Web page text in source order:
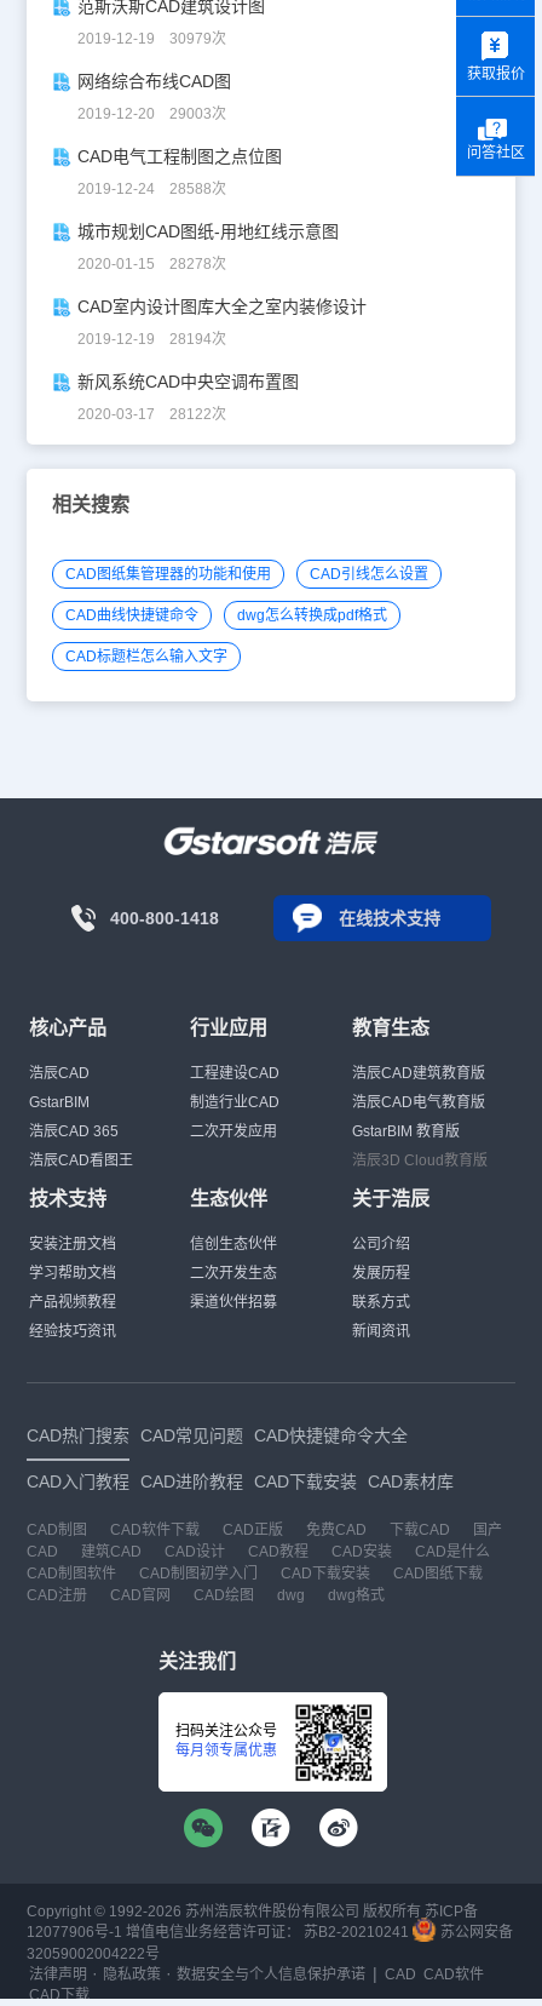
范斯沃斯CAD建筑设计图
2019-12-19 30979次
网络综合布线CAD图
2019-12-20 29003次
CAD电气工程制图之点位图
2019-12-24 28588次
城市规划CAD图纸-用地红线示意图
2020-01-15 28278次
CAD室内设计图库大全之室内装修设计
2019-12-19 28194次
新风系统CAD中央空调布置图
2020-03-17 28122次
相关搜索
CAD图纸集管理器的功能和使用 CAD引线怎么设置
CAD曲线快捷键命令 dwg怎么转换成pdf格式
CAD标题栏怎么输入文字
400-800-1418 在线技术支持
核心产品
浩辰CAD
GstarBIM
浩辰CAD 365
浩辰CAD看图王
行业应用
工程建设CAD
制造行业CAD
二次开发应用
教育生态
浩辰CAD建筑教育版
浩辰CAD电气教育版
GstarBIM 教育版
浩辰3D Cloud教育版
技术支持
安装注册文档
学习帮助文档
产品视频教程
经验技巧资讯
生态伙伴
信创生态伙伴
二次开发生态
渠道伙伴招募
关于浩辰
公司介绍
发展历程
联系方式
新闻资讯
CAD热门搜索 CAD常见问题 CAD快捷键命令大全
CAD入门教程 CAD进阶教程 CAD下载安装 CAD素材库
CAD制图 CAD软件下载 CAD正版 免费CAD 下载CAD
国产
CAD
建筑CAD CAD设计 CAD教程 CAD安装
CAD是什么
CAD制图软件
CAD制图初学入门 CAD下载安装
CAD图纸下载
CAD注册
CAD官网 CAD绘图 dwg dwg格式
关注我们
扫码关注公众号
每月领专属优惠
Copyright © 1992-2026 苏州浩辰软件股份有限公司 版权所有 苏ICP备
12077906号-1 增值电信业务经营许可证： 苏B2-20210241
苏公网安备
32059002004222号
法律声明 · 隐私政策 ·数据安全与个人信息保护承诺 | CAD CAD软件
CAD下载
获取报价
问答社区